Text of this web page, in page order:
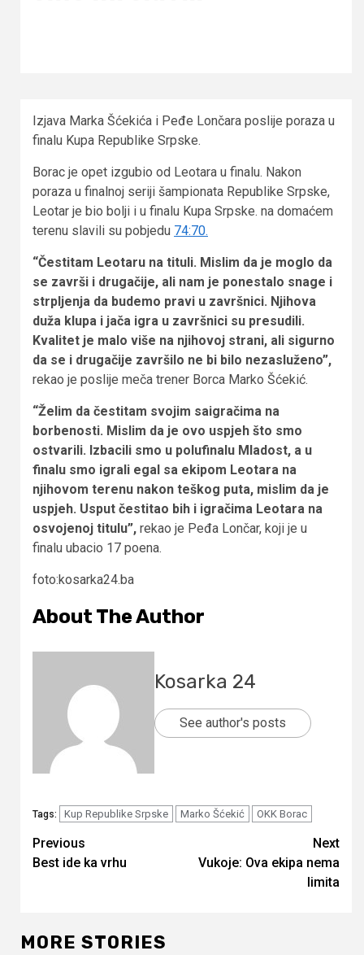
Izjava Marka Šćekića i Peđe Lončara poslije poraza u
finalu Kupa Republike Srpske.
Borac je opet izgubio od Leotara u finalu. Nakon
poraza u finalnoj seriji šampionata Republike Srpske,
Leotar je bio bolji i u finalu Kupa Srpske. na domaćem
terenu slavili su pobjedu 74:70.
“Čestitam Leotaru na tituli. Mislim da je moglo da
se završi i drugačije, ali nam je ponestalo snage i
strpljenja da budemo pravi u završnici. Njihova
duža klupa i jača igra u završnici su presudili.
Kvalitet je malo više na njihovoj strani, ali sigurno
da se i drugačije završilo ne bi bilo nezasluženo”,
rekao je poslije meča trener Borca Marko Šćekić.
“Želim da čestitam svojim saigračima na
borbenosti. Mislim da je ovo uspjeh što smo
ostvarili. Izbacili smo u polufinalu Mladost, a u
finalu smo igrali egal sa ekipom Leotara na
njihovom terenu nakon teškog puta, mislim da je
uspjeh. Usput čestitao bih i igračima Leotara na
osvojenoj titulu”, rekao je Peđa Lončar, koji je u
finalu ubacio 17 poena.
foto:kosarka24.ba
About The Author
Kosarka 24
See author's posts
Tags: Kup Republike Srpske Marko Šćekić OKK Borac
Continue
Reading
Previous
Best ide ka vrhu
Next
Vukoje: Ova ekipa nema
limita
MORE STORIES